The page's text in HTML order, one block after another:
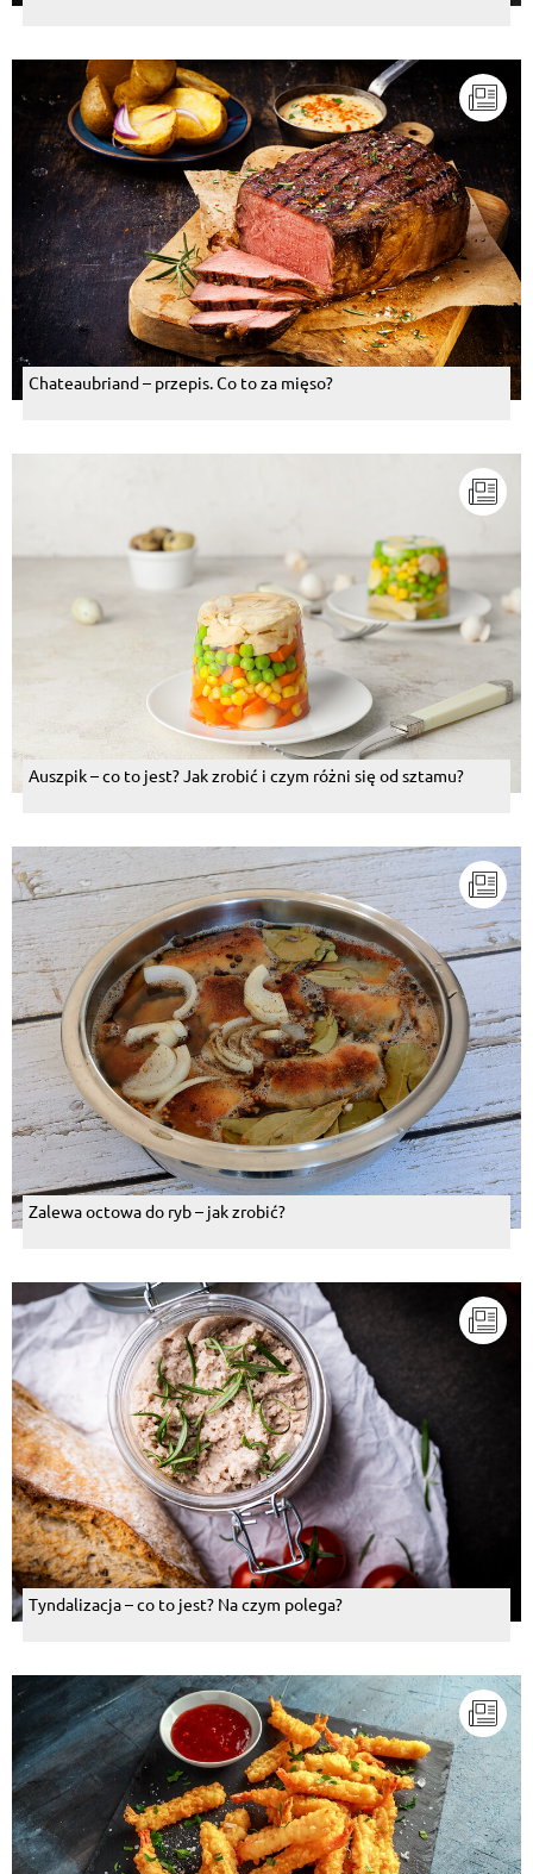
Chateaubriand – przepis. Co to za mięso?
Auszpik – co to jest? Jak zrobić i czym różni się od sztamu?
Zalewa octowa do ryb – jak zrobić?
Tyndalizacja – co to jest? Na czym polega?